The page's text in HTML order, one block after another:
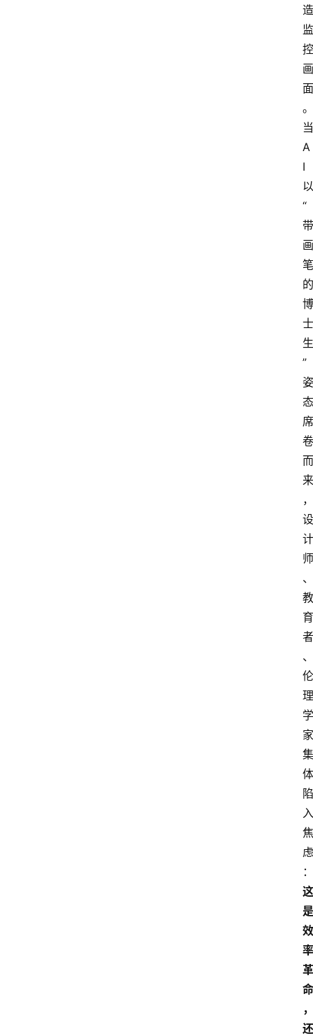
造
监
控
画
面
。
当
A
I
以
“
带
画
笔
的
博
士
生
”
姿
态
席
卷
而
来
，
设
计
师
、
教
育
者
、
伦
理
学
家
集
体
陷
入
焦
虑
：
这
是
效
率
革
命
，
还